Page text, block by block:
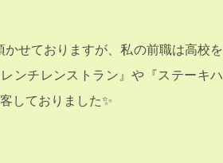
せておりますが、私の前職は高校を
ンチレンストラン』や『ステーキハ
しておりました✨